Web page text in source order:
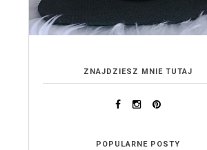
ZNAJDZIESZ MNIE TUTAJ
POPULARNE POSTY